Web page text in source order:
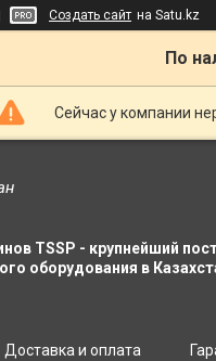
Создать сайт на Satu.kz
По
Сейчас у компании
TSSP - крупнейший
оборудования в
Доставка и оплата